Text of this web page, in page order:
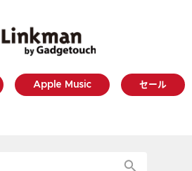
Apple Music セール